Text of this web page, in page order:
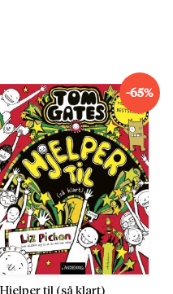
-65%
Hjelper til (så klart)